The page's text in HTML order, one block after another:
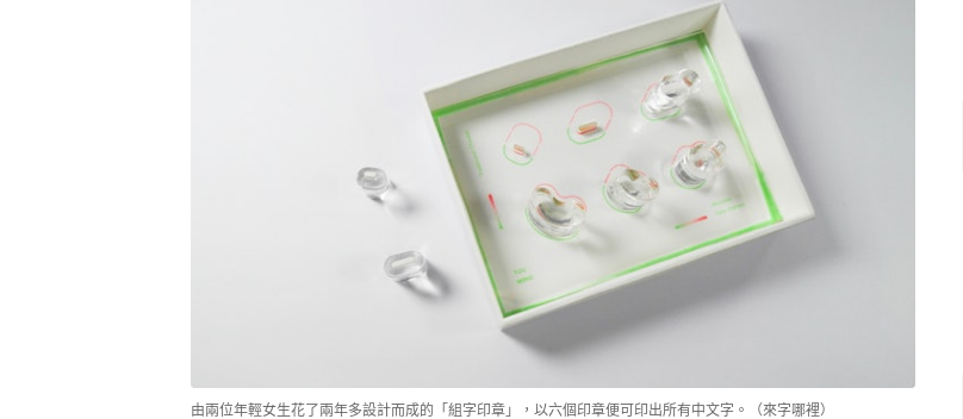
由兩位年輕女生花了兩年多設計而成的「組字印章」，以六個印章便可印出所有中文字。（來字哪裡）